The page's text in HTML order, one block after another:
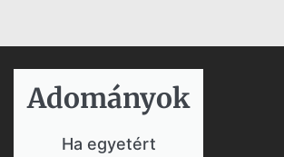
Adományok​
Ha egyetért